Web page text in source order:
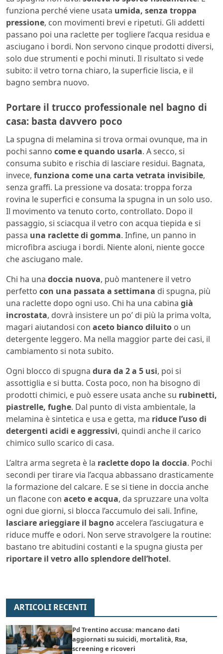
funziona perché viene usata umida, senza troppa
pressione, con movimenti brevi e ripetuti. Gli addetti
passano poi una raclette per togliere l’acqua residua e
asciugano i bordi. Non servono cinque prodotti diversi,
solo due strumenti e pochi minuti. Il risultato si vede
subito: il vetro torna chiaro, la superficie liscia, e il
bagno sembra nuovo.
Portare il trucco professionale nel bagno di
casa: basta davvero poco
La spugna di melamina si trova ormai ovunque, ma in
pochi sanno come e quando usarla. A secco, si
consuma subito e rischia di lasciare residui. Bagnata,
invece, funziona come una carta vetrata invisibile,
senza graffi. La pressione va dosata: troppa forza
rovina le superfici e consuma la spugna in un solo uso.
Il movimento va tenuto corto, controllato. Dopo il
passaggio, si sciacqua il vetro con acqua tiepida e si
passa una raclette di gomma. Infine, un panno in
microfibra asciuga i bordi. Niente aloni, niente gocce
che asciugano male.
Chi ha una doccia nuova, può mantenere il vetro
perfetto con una passata a settimana di spugna, più
una raclette dopo ogni uso. Chi ha una cabina già
incrostata, dovrà insistere un po’ di più la prima volta,
magari aiutandosi con aceto bianco diluito o un
detergente leggero. Ma nella maggior parte dei casi, il
cambiamento si nota subito.
Ogni blocco di spugna dura da 2 a 5 usi, poi si
assottiglia e si butta. Costa poco, non ha bisogno di
prodotti chimici, e può essere usata anche su rubinetti,
piastrelle, fughe. Dal punto di vista ambientale, la
melamina è sintetica e usa e getta, ma riduce l’uso di
detergenti acidi e aggressivi, quindi anche il carico
chimico sullo scarico di casa.
L’altra arma segreta è la raclette dopo la doccia. Pochi
secondi per tirare via l’acqua abbassano drasticamente
la formazione del calcare. E se si tiene in doccia anche
un flacone con aceto e acqua, da spruzzare una volta
ogni due giorni, si blocca l’accumulo dei sali. Infine,
lasciare arieggiare il bagnoaccelera l’asciugatura e
riduce muffe e odori. Non serve stravolgere la routine:
bastano tre abitudini costanti e la spugna giusta per
riportare il vetro allo splendore dell’hotel.
ARTICOLI RECENTI
Pd Trentino accusa: mancano dati
aggiornati su suicidi, mortalità, Rsa,
screening e ricoveri